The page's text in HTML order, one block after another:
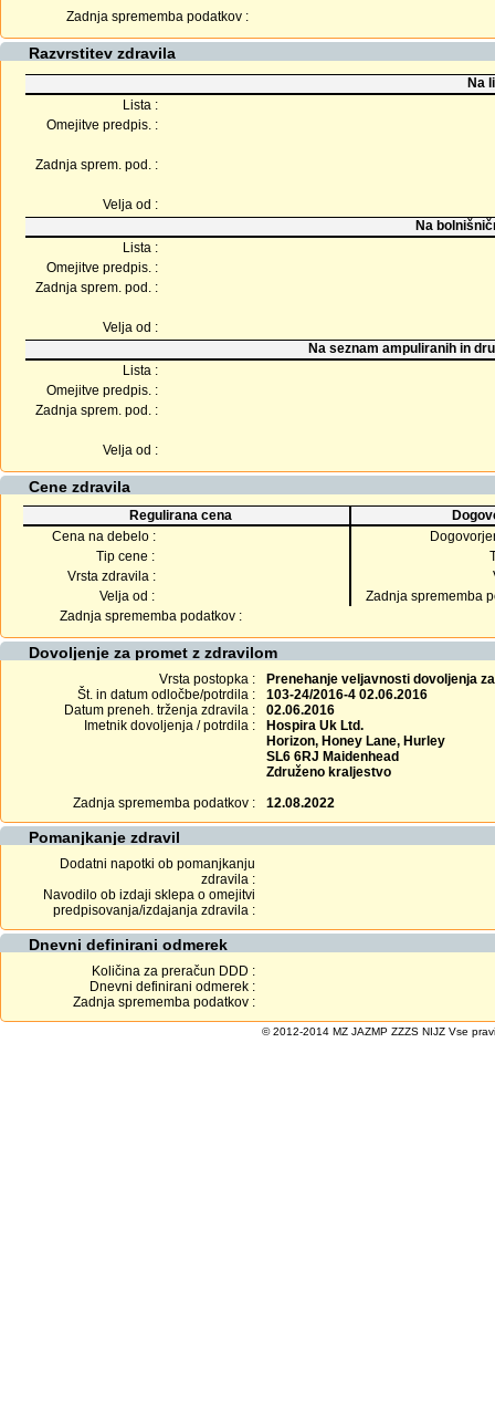
Zadnja sprememba podatkov :
Razvrstitev zdravila
Na
Lista :
Omejitve predpis. :
Zadnja sprem. pod. :
Velja od :
Na
Lista :
Omejitve predpis. :
Zadnja sprem. pod. :
Velja od :
Na seznam ampuliranih in
Lista :
Omejitve predpis. :
Zadnja sprem. pod. :
Velja od :
Cene zdravila
Regulirana cena
Cena na debelo :
Tip cene :
Vrsta zdravila :
Velja od :
Zadnja sprememba
Zadnja sprememba podatkov :
Dovoljenje za promet z zdravilom
Vrsta postopka :
Prenehanje veljavnosti dovoljenja
Št. in datum odločbe/potrdila :
103-24/2016-4 02.06.2016
Datum preneh. trženja zdravila :
02.06.2016
Imetnik dovoljenja / potrdila :
Hospira Uk Ltd.
Horizon, Honey Lane, Hurley
SL6 6RJ Maidenhead
Združeno kraljestvo
Zadnja sprememba podatkov :
12.08.2022
Pomanjkanje zdravil
Dodatni napotki ob pomanjkanju
zdravila :
Navodilo ob izdaji sklepa o omejitvi
predpisovanja/izdajanja zdravila :
Dnevni definirani odmerek
Količina za preračun DDD :
Dnevni definirani odmerek :
Zadnja sprememba podatkov :
© 2012-2014 MZ JAZMP ZZZS NIJZ Vse